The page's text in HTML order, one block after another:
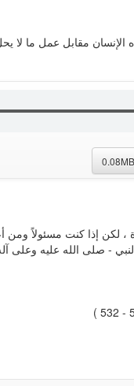
مقابل عمل ما لا
0.08MB
، لكن إذا كنت مسئولاً ومن
- صلى الله عليه وعلى